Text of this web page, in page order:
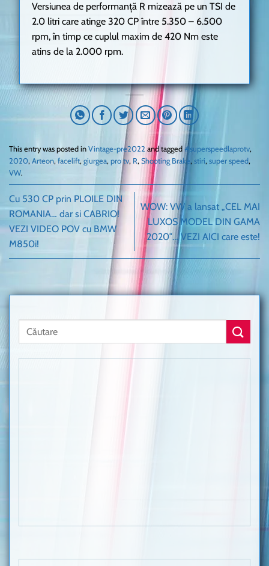
Versiunea de performanță R mizează pe un TSI de
2.0 litri care atinge 320 CP între 5.350 – 6.500
rpm, în timp ce cuplul maxim de 420 Nm este
atins de la 2.000 rpm.
This entry was posted in Vintage-pre2022 and tagged #superspeedlaprotv,
2020, Arteon,facelift, giurgea, pro tv, R, Shooting Brake, stiri, super speed,
VW.
Cu 530 CP prin PLOILE DIN
ROMANIA… dar si CABRIO!
VEZI VIDEO POV cu BMW
M850i!
WOW: VW a lansat „CEL MAI
LUXOS MODEL DIN GAMA
2020″… VEZI AICI care este!